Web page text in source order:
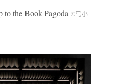
the Book Pagoda ©马小